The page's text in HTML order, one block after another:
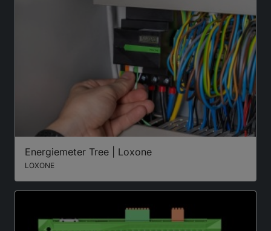
Energiemeter Tree | Loxone
LOXONE